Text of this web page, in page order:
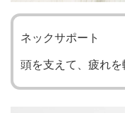
ネックサポート
頭を支えて、疲れを